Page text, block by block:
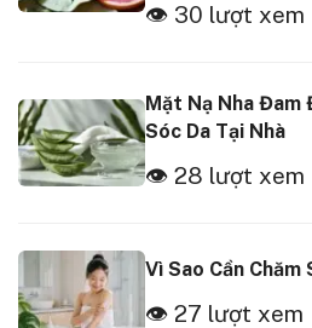
👁 30 lượt xem
Mặt Nạ Nha Đam
Sóc Da Tại Nhà
👁 28 lượt xem
Vì Sao Cần Chăm
👁 27 lượt xem